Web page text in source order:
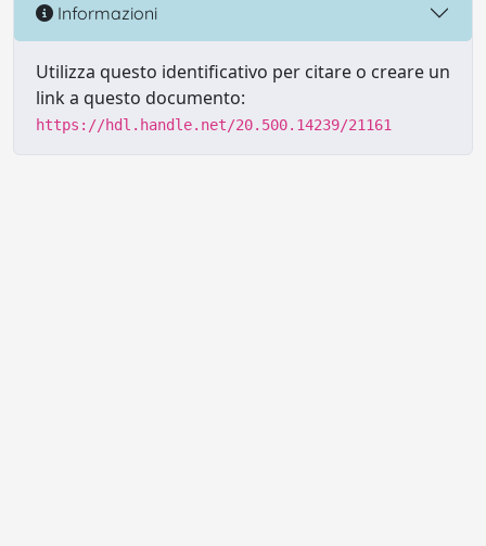
Informazioni
Utilizza questo identificativo per citare o creare un
link a questo documento:
https://hdl.handle.net/20.500.14239/21161